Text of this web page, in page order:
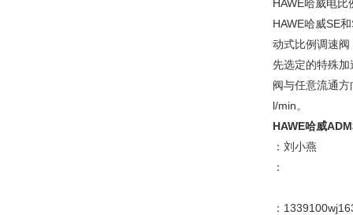
HAWE哈威电比
HAWE哈威SE
动式比例调速
先选定的特殊
阀与任意流通
l/min。
HAWE哈威
：刘小燕
：
：